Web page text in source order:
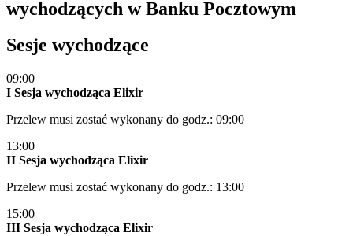
wychodzących w Banku Pocztowym
Sesje wychodzące
09:00
I Sesja wychodząca Elixir
Przelew musi zostać wykonany do godz.: 09:00
13:00
II Sesja wychodząca Elixir
Przelew musi zostać wykonany do godz.: 13:00
15:00
III Sesja wychodząca Elixir